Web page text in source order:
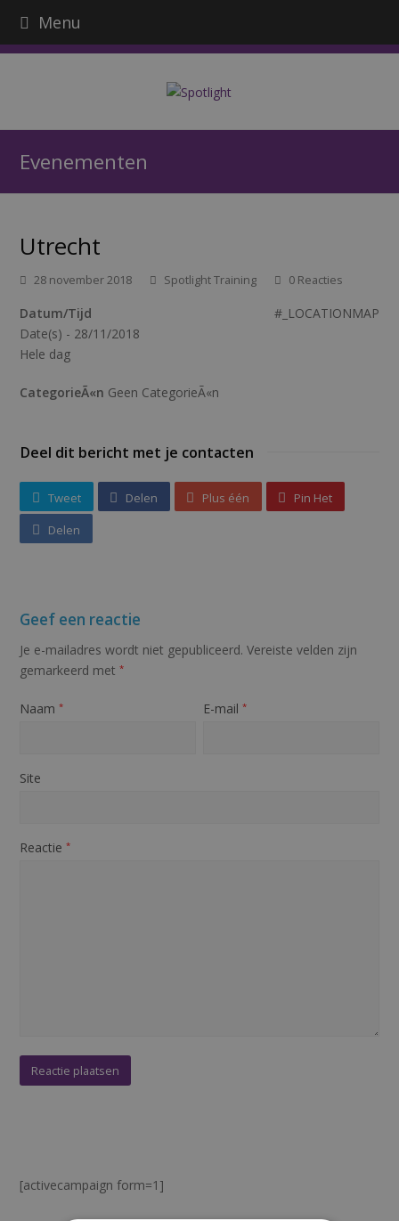
Menu
Evenementen
Utrecht
28 november 2018 Spotlight Training 0 Reacties
#_LOCATIONMAP
Datum/Tijd
Date(s) - 28/11/2018
Hele dag
CategorieÃ«n Geen CategorieÃ«n
Deel dit bericht met je contacten
Tweet Delen Plus één Pin Het
Delen
Geef een reactie
Je e-mailadres wordt niet gepubliceerd. Vereiste velden zijn
gemarkeerd met*
Naam* E-mail*
Site
Reactie*
[activecampaign form=1]